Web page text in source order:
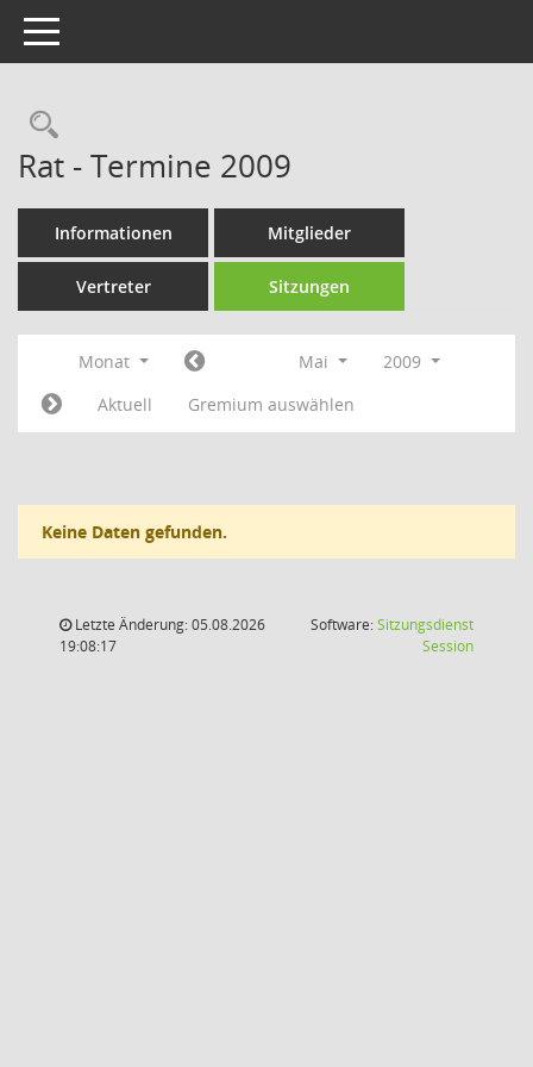
Toggle navigation
Rechercheauswahl
Rat - Termine 2009
Informationen Mitglieder
Vertreter Sitzungen
Monat Mai
2009
Aktuell
Gremium auswählen
Keine Daten gefunden.
Letzte Änderung: 05.08.2026
19:08:17
Software:Sitzungsdienst
Session(Wird in